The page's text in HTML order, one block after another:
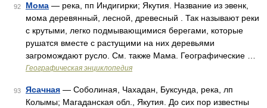
92 Мома — река, пп Индигирки; Якутия. Название из эвенк,
мома деревянный, лесной, древесный . Так называют реки
с крутыми, легко подмывающимися берегами, которые
рушатся вместе с растущими на них деревьями
загромождают русло. См. также Мама. Географические …
Географическая энциклопедия
93 Ясачная — Соболиная, Чахадан, Буксунда, река, лп
Колымы; Магаданская обл., Якутия. До сих пор известны